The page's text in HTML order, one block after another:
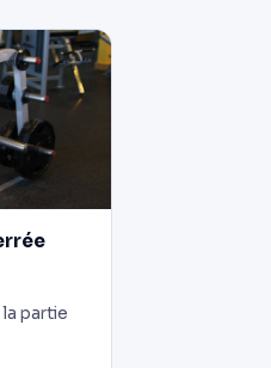
partie